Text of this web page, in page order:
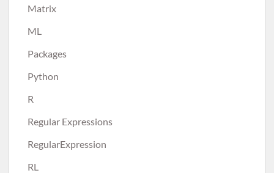
Matrix
ML
Packages
Python
R
Regular Expressions
RegularExpression
RL